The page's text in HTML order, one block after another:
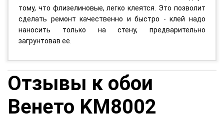
тому, что флизелиновые, легко клеятся. Это позволит
сделать ремонт качественно и быстро - клей надо
наносить только на стену, предварительно
загрунтовав ее.
Отзывы к обои
Венето KM8002